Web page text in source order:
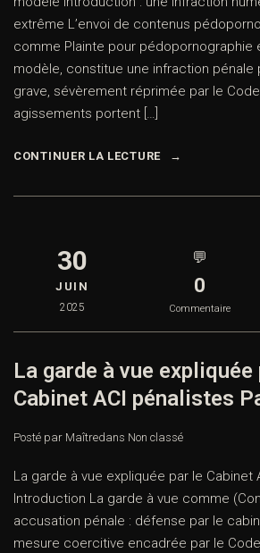
extrême L’envoi de contenus
comme Plainte pour pédopornographie
modèle, constitue une infraction pénale
grave, sévèrement réprimée par le
agissements portent […]
CONTINUER LA LECTURE
30
JUIN
2025
💬
0
Commentaire
La garde à vue expliquée
Cabinet ACI pénalistes
Posté par Maîtredans Non classé
La garde à vue expliquée par le Cabinet
Introduction La garde à vue comme
accusation pénale : défense par le
mesure coercitive encadrée par le